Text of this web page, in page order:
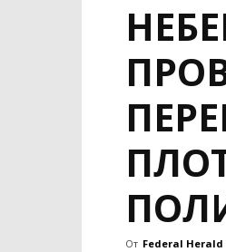
От Federal Herald